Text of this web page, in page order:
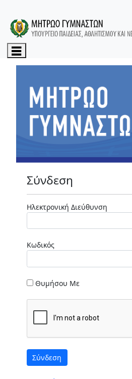
Συμβούλιο Εγγραφής Γυμναστών
Χρήσιμες Πληροφορίες
Σύνδεση
Ηλεκτρονική Διεύθυνση
Κωδικός
Θυμήσου Με